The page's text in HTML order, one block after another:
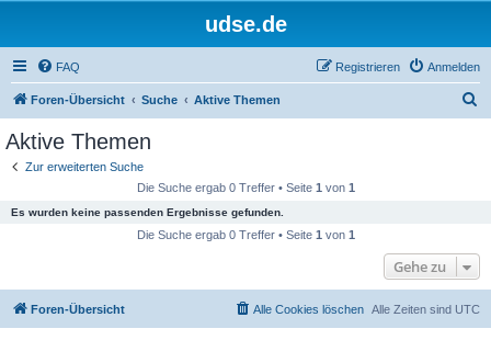
udse.de
FAQ Anmelden
Registrieren
Foren-Übersicht Suche Aktive Themen
Aktive Themen
Zur erweiterten Suche
Die Suche ergab 0 Treffer • Seite 1 von 1
Es wurden keine passenden Ergebnisse gefunden.
Die Suche ergab 0 Treffer • Seite 1 von 1
Gehe zu
Foren-Übersicht Alle Zeiten sind UTC
Alle Cookies löschen